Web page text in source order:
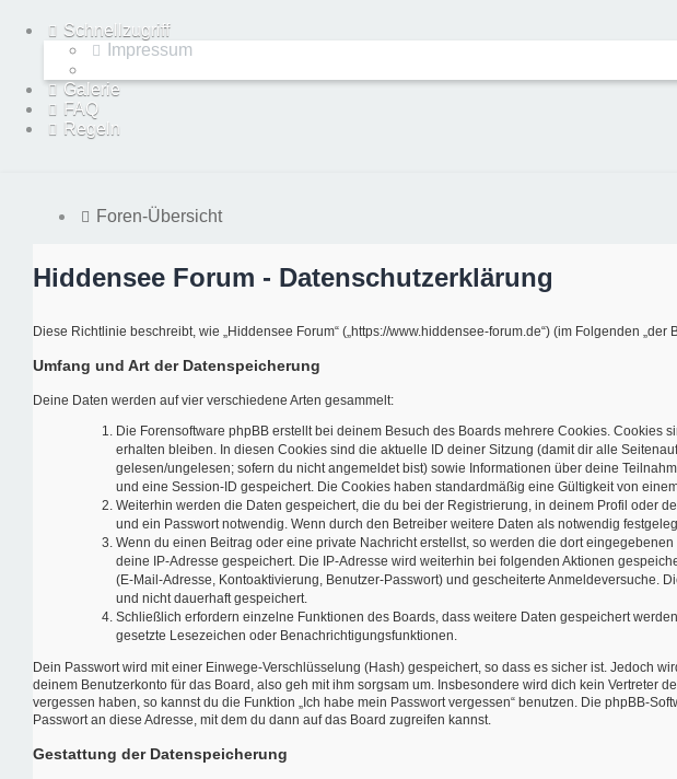
Schnellzugriff
Impressum
Galerie
FAQ
Regeln
Foren-Übersicht
Hiddensee Forum - Datenschutzerklärung
Diese Richtlinie beschreibt, wie „Hiddensee Forum“ („https://www.hiddensee-forum.de“) (im Folgenden
Umfang und Art der Datenspeicherung
Deine Daten werden auf vier verschiedene Arten gesammelt:
Die Forensoftware phpBB erstellt bei deinem Besuch des Boards mehrere Cookies.
erhalten bleiben. In diesen Cookies sind die aktuelle ID deiner Sitzung (damit dir alle
gelesen/ungelesen; sofern du nicht angemeldet bist) sowie Informationen über deine
und eine Session-ID gespeichert. Die Cookies haben standardmäßig eine Gültigkeit von
Weiterhin werden die Daten gespeichert, die du bei der Registrierung, in deinem Profil oder
und ein Passwort notwendig. Wenn durch den Betreiber weitere Daten als notwendig
Wenn du einen Beitrag oder eine private Nachricht erstellst, so werden die dort
deine IP-Adresse gespeichert. Die IP-Adresse wird weiterhin bei folgenden Aktionen
(E-Mail-Adresse, Kontoaktivierung, Benutzer-Passwort) und gescheiterte Anmeldeversuche.
und nicht dauerhaft gespeichert.
Schließlich erfordern einzelne Funktionen des Boards, dass weitere Daten gespeichert
gesetzte Lesezeichen oder Benachrichtigungsfunktionen.
Dein Passwort wird mit einer Einwege-Verschlüsselung (Hash) gespeichert, so dass es sicher ist. Jedoch
deinem Benutzerkonto für das Board, also geh mit ihm sorgsam um. Insbesondere wird dich kein
vergessen haben, so kannst du die Funktion „Ich habe mein Passwort vergessen“ benutzen. Die phpBB-
Passwort an diese Adresse, mit dem du dann auf das Board zugreifen kannst.
Gestattung der Datenspeicherung